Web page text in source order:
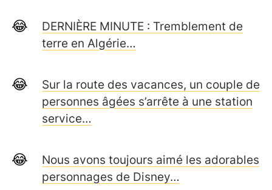
DERNIÈRE MINUTE : Tremblement de
terre en Algérie…
Sur la route des vacances, un couple de
personnes âgées s’arrête à une station
service…
Nous avons toujours aimé les adorables
personnages de Disney…